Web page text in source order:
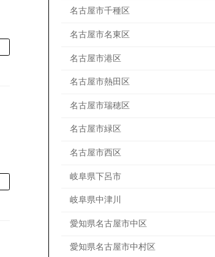
名古屋市千種区
名古屋市名東区
名古屋市港区
名古屋市熱田区
名古屋市瑞穂区
名古屋市緑区
名古屋市西区
岐阜県下呂市
岐阜県中津川
愛知県名古屋市中区
愛知県名古屋市中村区